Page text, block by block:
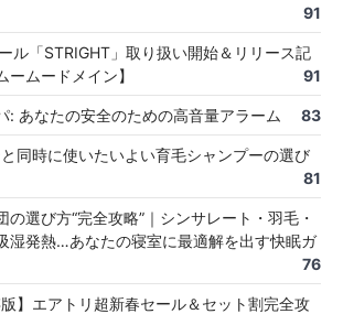
91
ル「STRIGHT」取り扱い開始＆リリース記
ムードメイン】
91
: あなたの安全のための高音量アラーム 83
同時に使いたいよい育毛シャンプーの選び
81
の選び方“完全攻略”｜シンサレート・羽毛・
湿発熱…あなたの寝室に最適解を出す快眠ガ
76
】エアトリ超新春セール＆セット割完全攻